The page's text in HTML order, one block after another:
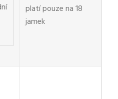
platí pouze na 18
jamek